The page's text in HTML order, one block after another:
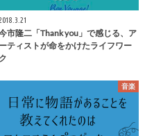
市隆二「Thank you」で感じる、ア
ーティストが命をかけたライフワー
ク
音楽